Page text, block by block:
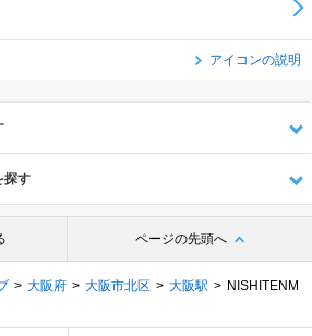
アイコンの説明
探す
ページの先頭へ
大阪府 大阪市北区 大阪駅
NISHITENM